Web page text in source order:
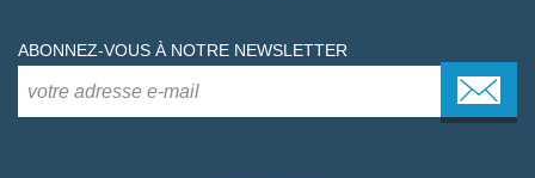
ABONNEZ-VOUS À NOTRE NEWSLETTER